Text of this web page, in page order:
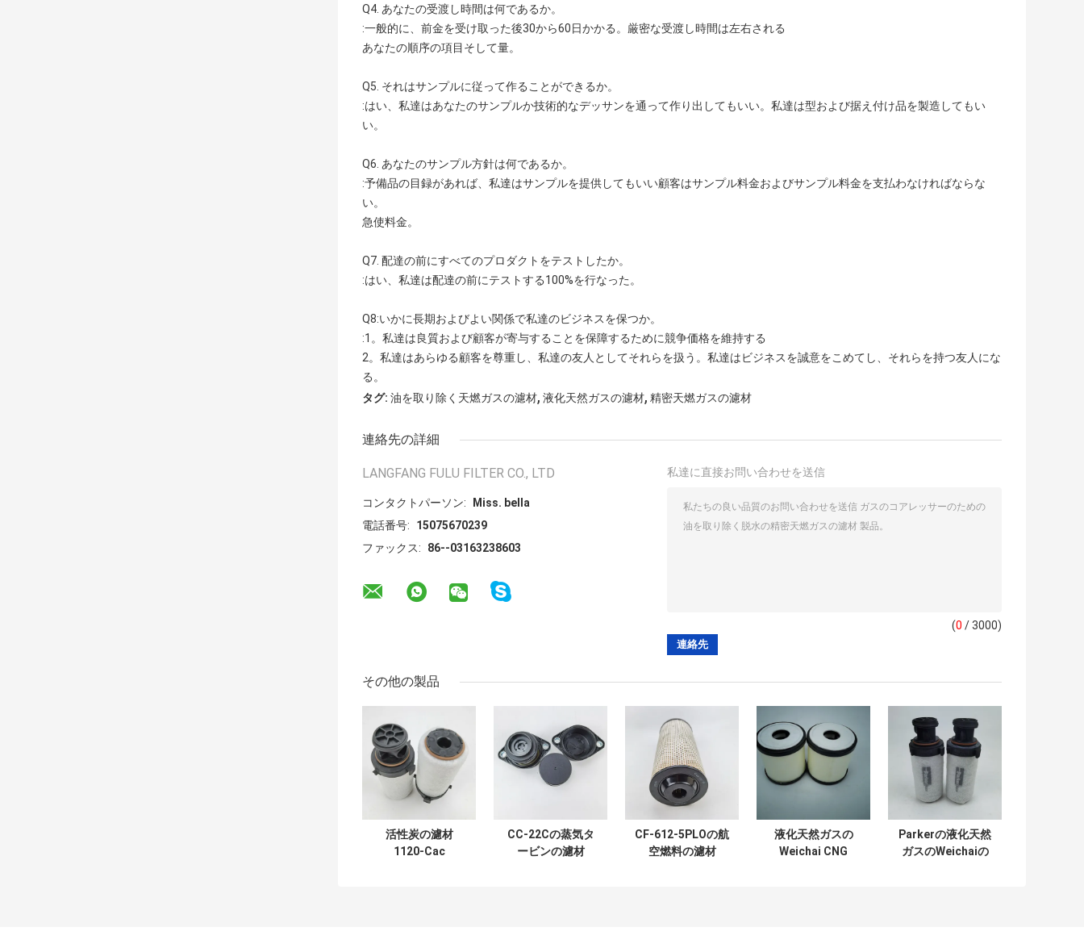
Q4. あなたの受渡し時間は何であるか。
:一般的に、前金を受け取った後30から60日かかる。厳密な受渡し時間は左右される
あなたの順序の項目そして量。
Q5. それはサンプルに従って作ることができるか。
:はい、私達はあなたのサンプルか技術的なデッサンを通って作り出してもいい。私達は型および据え付け品を製造してもい
い。
Q6. あなたのサンプル方針は何であるか。
:予備品の目録があれば、私達はサンプルを提供してもいい顧客はサンプル料金およびサンプル料金を支払わなければならな
い。
急使料金。
Q7. 配達の前にすべてのプロダクトをテストしたか。
:はい、私達は配達の前にテストする100%を行なった。
Q8:いかに長期およびよい関係で私達のビジネスを保つか。
:1。私達は良質および顧客が寄与することを保障するために競争価格を維持する
2。私達はあらゆる顧客を尊重し、私達の友人としてそれらを扱う。私達はビジネスを誠意をこめてし、それらを持つ友人にな
る。
タグ: 油を取り除く天燃ガスの濾材, 液化天然ガスの濾材, 精密天燃ガスの濾材
連絡先の詳細
LANGFANG FULU FILTER CO., LTD
コンタクトパーソン:
Miss. bella
電話番号:
15075670239
ファックス:
86--03163238603
私達に直接お問い合わせを送信
(0 / 3000)
その他の製品
活性炭の濾材
1120-Cac
CC-22Cの蒸気タ
ービンの濾材
CF-612-5PLOの航
空燃料の濾材
液化天然ガスの
Weichai CNG
Parkerの液化天然
ガスのWeichaiの